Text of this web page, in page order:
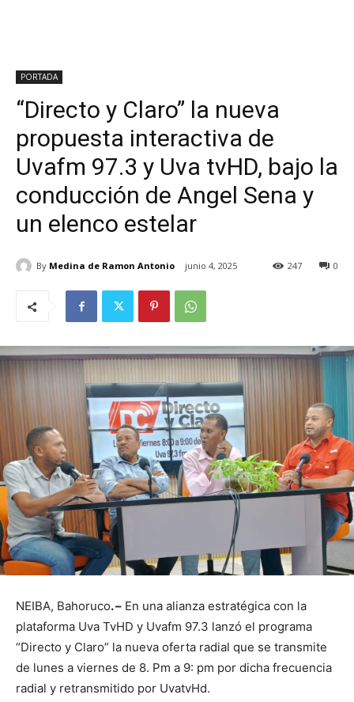
PORTADA
“Directo y Claro” la nueva
propuesta interactiva de
Uvafm 97.3 y Uva tvHD, bajo la
conducción de Angel Sena y
un elenco estelar
By Medina de Ramon Antonio junio 4, 2025 0
247
NEIBA, Bahoruco. – En una alianza estratégica con la
plataforma Uva TvHD y Uvafm 97.3 lanzó el programa
“Directo y Claro” la nueva oferta radial que se transmite
de lunes a viernes de 8. Pm a 9: pm por dicha frecuencia
radial y retransmitido por UvatvHd.